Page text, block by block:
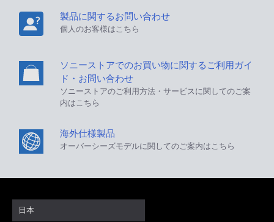
製品に関するお問い合わせ
個人のお客様はこちら
ソニーストアでのお買い物に関するご利用ガイ
ド・お問い合わせ
ソニーストアのご利用方法・サービスに関してのご案
内はこちら
海外仕様製品
オーバーシーズモデルに関してのご案内はこちら
日本